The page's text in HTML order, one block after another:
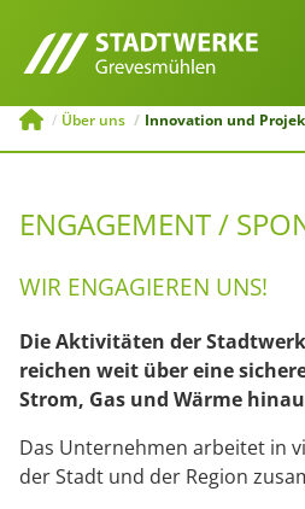
E-MOBILITÄT
Tipps zur Emobilität
Öffentliche
Ladeinfrastruktur
Menü schließen
JOBS UND
AUSBILDUNG
Zurück
Menü schließen
Über uns Innovation und
ENGAGEMENT /
WIR ENGAGIEREN UNS!
Die Aktivitäten der
reichen weit über eine
Strom, Gas und Wärme
Das Unternehmen arbeitet in
der Stadt und der Region